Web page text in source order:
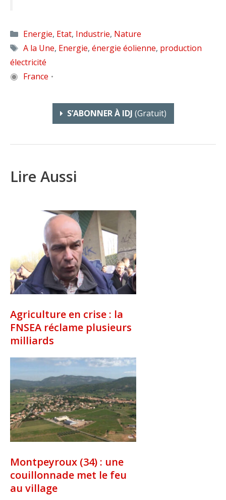
Catégories
Energie, Etat, Industrie, Nature
Étiquettes
A la Une, Energie, énergie éolienne, production
électricité
◉ France •
S’ABONNER À IDJ (gratuit)
Lire Aussi
Agriculture en crise : la
FNSEA réclame plusieurs
milliards
Montpeyroux (34) : une
couillonnade met le feu
au village